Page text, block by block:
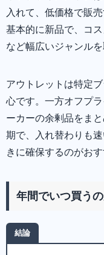
入れて、低価格で販
基本的に新品で、コ
など幅広いジャンル
アウトレットは特定
心です。一方オフプ
ーカーの余剰品をま
期で、入れ替わりも
きに確保するのがおす
年間でいつ買う
結論